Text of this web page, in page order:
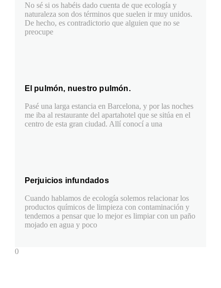
No sé si os habéis dado cuenta de que ecología y
naturaleza son dos términos que suelen ir muy unidos.
De hecho, es contradictorio que alguien que no se
preocupe
El pulmón, nuestro pulmón.
Pasé una larga estancia en Barcelona, y por las noches
me iba al restaurante del apartahotel que se sitúa en el
centro de esta gran ciudad. Allí conocí a una
Perjuicios infundados
Cuando hablamos de ecología solemos relacionar los
productos químicos de limpieza con contaminación y
tendemos a pensar que lo mejor es limpiar con un paño
mojado en agua y poco